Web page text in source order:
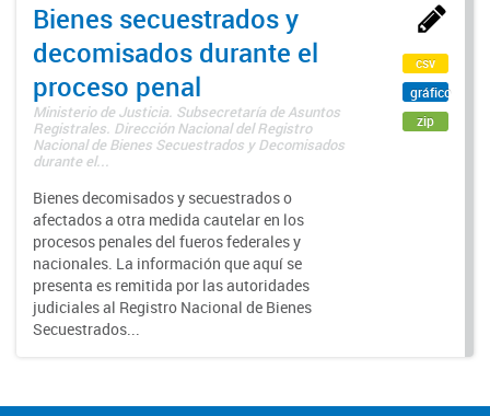
Bienes secuestrados y
decomisados durante el
proceso penal
Ministerio de Justicia. Subsecretaría de Asuntos
Registrales. Dirección Nacional del Registro
Nacional de Bienes Secuestrados y Decomisados
durante el...
Bienes decomisados y secuestrados o
afectados a otra medida cautelar en los
procesos penales del fueros federales y
nacionales. La información que aquí se
presenta es remitida por las autoridades
judiciales al Registro Nacional de Bienes
Secuestrados...
csv
gráfico
zip